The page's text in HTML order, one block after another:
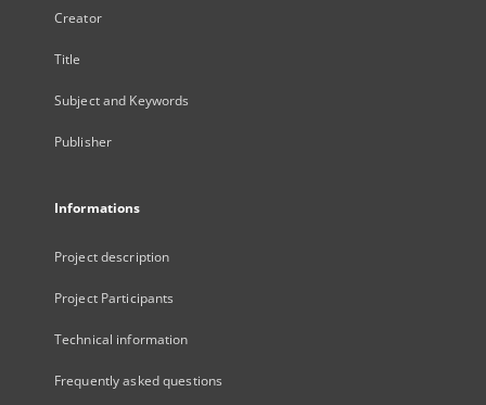
Creator
Title
Subject and Keywords
Publisher
Informations
Project description
Project Participants
Technical information
Frequently asked questions